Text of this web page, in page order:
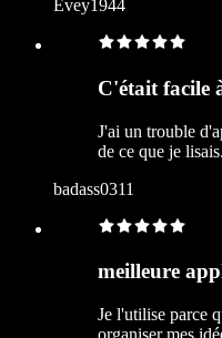
Evey1944
C'était facile
J'ai un trouble
de ce que je lisais.
badass0311
meilleure
Je l'utilise parce
organiser mes